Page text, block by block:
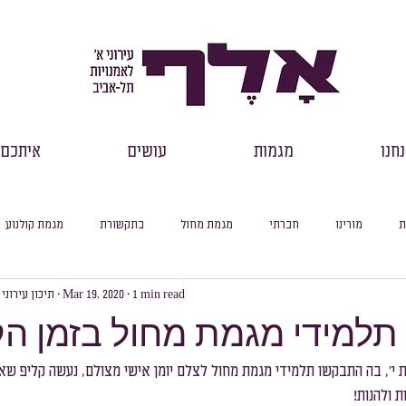
מגמות עושים איתכם
מגמת קולנוע בתקשורת מגמת מחול חברתי מורינו
סיכום חודשי עיוני למידה מקוונת
מסלול פילוסופיה מסלול מדעי החברה מסלול היסטוריה מסלול ספרות
תלמידי מגמת מחול בזמן
תיכון Mar 19, 2020 1 min read
בה התבקשו תלמידי מגמת מחול לצלם יומן אישי מצולם, נעשה קליפ
ולהנות!